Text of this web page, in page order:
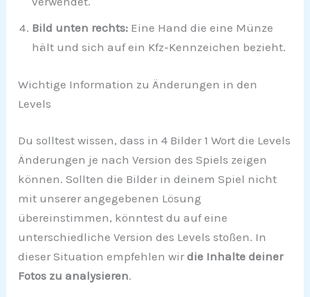
Bild unten rechts: Eine Hand die eine Münze
hält und sich auf ein Kfz-Kennzeichen bezieht.
Wichtige Information zu Änderungen in den
Levels
Du solltest wissen, dass in 4 Bilder 1 Wort die Levels
Änderungen je nach Version des Spiels zeigen
können. Sollten die Bilder in deinem Spiel nicht
mit unserer angegebenen Lösung
übereinstimmen, könntest du auf eine
unterschiedliche Version des Levels stoßen. In
dieser Situation empfehlen wirdie Inhalte deiner
Fotos zu analysieren.